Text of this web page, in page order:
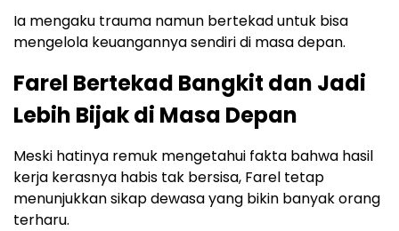
Ia mengaku trauma namun bertekad untuk bisa
mengelola keuangannya sendiri di masa depan.
Farel Bertekad Bangkit dan Jadi
Lebih Bijak di Masa Depan
Meski hatinya remuk mengetahui fakta bahwa hasil
kerja kerasnya habis tak bersisa, Farel tetap
menunjukkan sikap dewasa yang bikin banyak orang
terharu.